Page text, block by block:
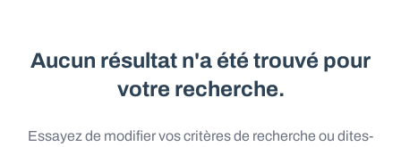
Aucun résultat n'a été trouvé pour
votre recherche.
Essayez de modifier vos critères de recherche ou dites-